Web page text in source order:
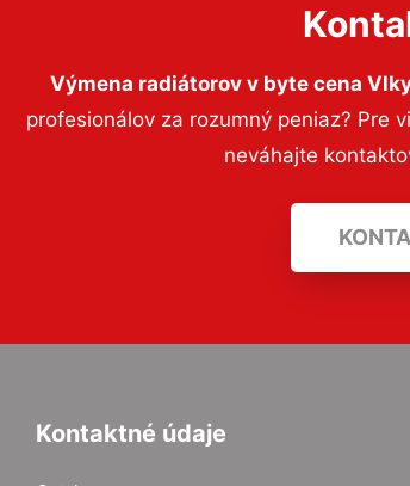
Výmena radiátorov v byte cena
profesionálov za rozumný peniaz? Pre
neváhajte
Kontaktné údaje